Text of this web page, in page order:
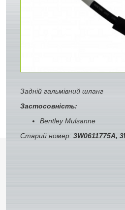
Задній гальмівний шланг
Застосовність:
Bentley Mulsanne
Старий номер: 3W0611775A,